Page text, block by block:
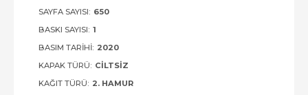
SAYFA SAYISI: 650
BASKI SAYISI: 1
BASIM TARIHI: 2020
KAPAK TÜRÜ: CILTSIZ
KAĞIT TÜRÜ: 2. HAMUR